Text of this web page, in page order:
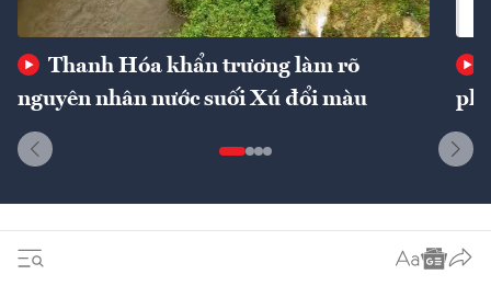
Thanh Hóa khẩn trương làm rõ
nguyên nhân nước suối Xú đổi màu
phí